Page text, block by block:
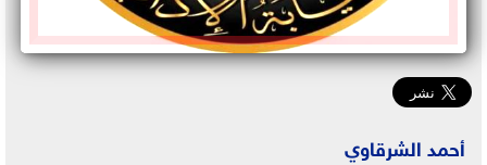
أحمد الشرقاوي